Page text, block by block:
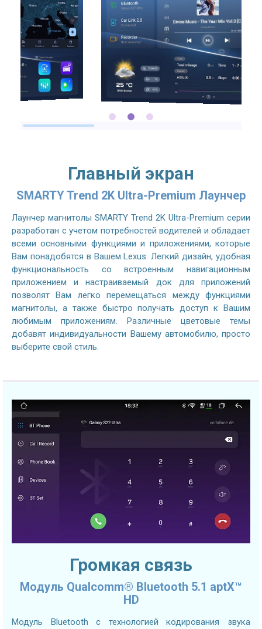
Главный экран
SMARTY Trend 2K Ultra-Premium Лаунчер
Лаунчер магнитолы SMARTY Trend 2K Ultra-Premium серии
разработан с учетом потребностей водителей и обладает
всеми основными функциями и приложениями, которые
Вам понадобятся в Вашем Lexus. Легкий дизайн, удобная
функциональность со встроенным навигационным
приложением и настраиваемый док для приложений
позволят Вам легко перемещаться между функциями
магнитолы, а также быстро получать доступ к Вашим
любимым приложениям. Различные цветовые темы
добавят индивидуальности Вашему автомобилю, просто
выберите свой стиль.
Громкая связь
Модуль Qualcomm® Bluetooth 5.1 aptX™
HD
Модуль Bluetooth с технологией кодирования звука